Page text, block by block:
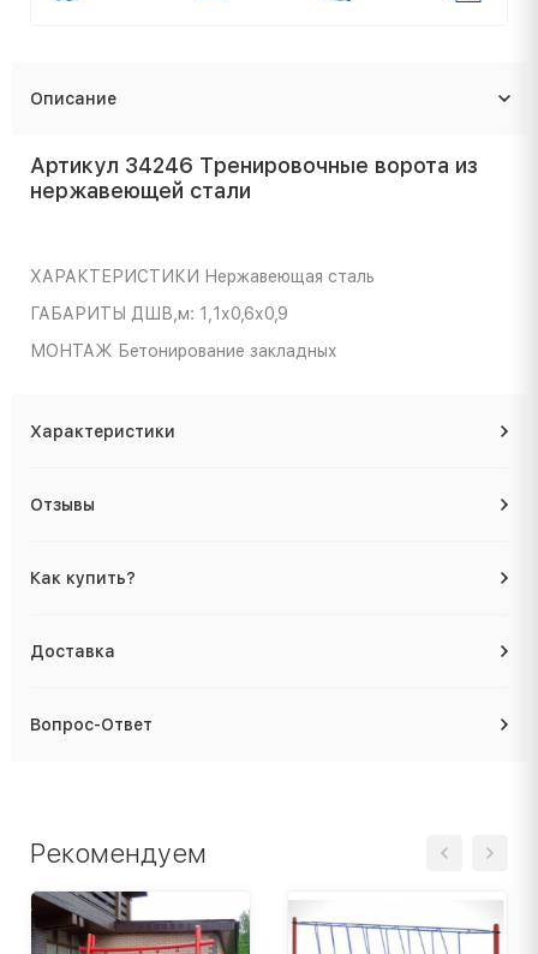
Описание
Артикул 34246 Тренировочные ворота из
нержавеющей стали
ХАРАКТЕРИСТИКИ Нержавеющая сталь
ГАБАРИТЫ ДШВ,м: 1,1х0,6х0,9
МОНТАЖ Бетонирование закладных
Характеристики
Отзывы
Как купить?
Доставка
Вопрос-Ответ
Рекомендуем